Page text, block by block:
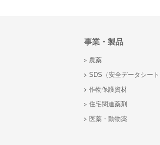
事業・製品
農薬
SDS（安全データシート
作物保護資材
住宅関連薬剤
医薬・動物薬